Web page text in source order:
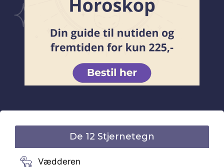
De 12 Stjernetegn
Vædderen